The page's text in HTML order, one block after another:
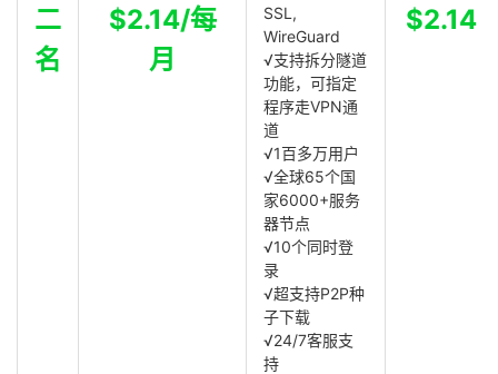
二
名
$2.14/每
月
SSL,
WireGuard
√支持拆分隧道
功能，可指定
程序走VPN通
道
√1百多万用户
√全球65个国
家6000+服务
器节点
√10个同时登
录
√超支持P2P种
子下载
√24/7客服支
持
$2.14